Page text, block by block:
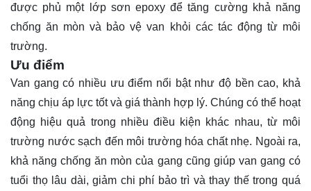
được phủ một lớp sơn epoxy để tăng cường khả năng
chống ăn mòn và bảo vệ van khỏi các tác động từ môi
trường.
Ưu điểm
Van gang có nhiều ưu điểm nổi bật như độ bền cao, khả
năng chịu áp lực tốt và giá thành hợp lý. Chúng có thể hoạt
động hiệu quả trong nhiều điều kiện khác nhau, từ môi
trường nước sạch đến môi trường hóa chất nhẹ. Ngoài ra,
khả năng chống ăn mòn của gang cũng giúp van gang có
tuổi thọ lâu dài, giảm chi phí bảo trì và thay thế trong quá